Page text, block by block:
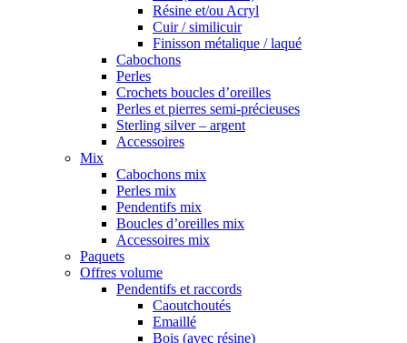
Résine et/ou Acryl
Cuir / similicuir
Finisson métalique / laqué
Cabochons
Perles
Crochets boucles d’oreilles
Perles et pierres semi-précieuses
Sterling silver – argent
Accessoires
Mix
Cabochons mix
Perles mix
Pendentifs mix
Boucles d’oreilles mix
Accessoires mix
Paquets
Offres volume
Pendentifs et raccords
Caoutchoutés
Emaillé
Bois (avec résine)